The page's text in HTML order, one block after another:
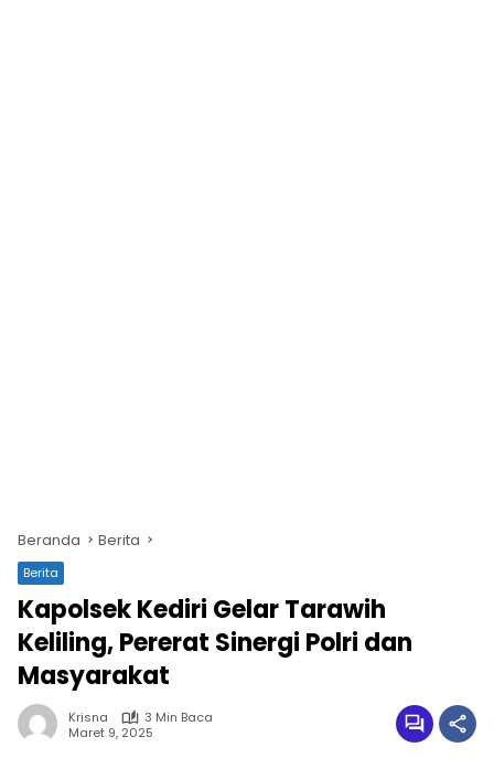
Beranda Berita
Berita
Kapolsek Kediri Gelar Tarawih
Keliling, Pererat Sinergi Polri dan
Masyarakat
Krisna
3 Min Baca
Maret 9, 2025